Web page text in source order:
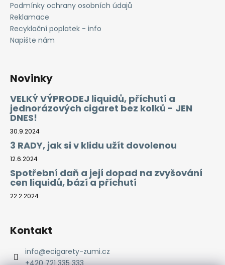
Podmínky ochrany osobních údajů
Reklamace
Recyklační poplatek - info
Napište nám
Novinky
VELKÝ VÝPRODEJ liquidů, příchutí a
jednorázových cigaret bez kolků - JEN
DNES!
30.9.2024
3 RADY, jak si v klidu užít dovolenou
12.6.2024
Spotřební daň a její dopad na zvyšování
cen liquidů, bází a příchutí
22.2.2024
Kontakt
info@ecigarety-zumi.cz